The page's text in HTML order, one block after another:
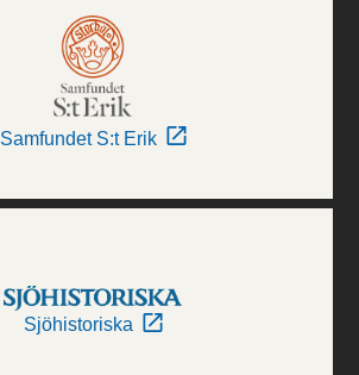
Samfundet S:t Erik
Sjöhistoriska